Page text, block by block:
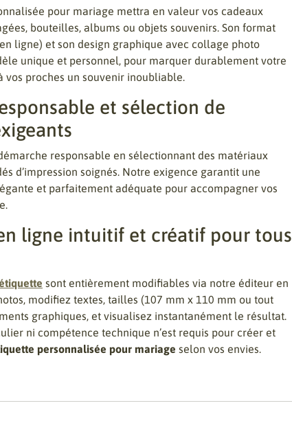
pour mariage mettra en valeur vos cadeaux
bouteilles, albums ou objets souvenirs. Son format
ligne) et son design graphique avec collage photo
unique et personnel, pour marquer durablement votre
vos proches un souvenir inoubliable.
et sélection de
responsable en sélectionnant des matériaux
d’impression soignés. Notre exigence garantit une
et parfaitement adéquate pour accompagner vos
ligne intuitif et créatif pour tous
sont entièrement modifiables via notre éditeur en
modifiez textes, tailles (107 mm x 110 mm ou tout
graphiques, et visualisez instantanément le résultat.
ni compétence technique n’est requis pour créer et
personnalisée pour mariage selon vos envies.